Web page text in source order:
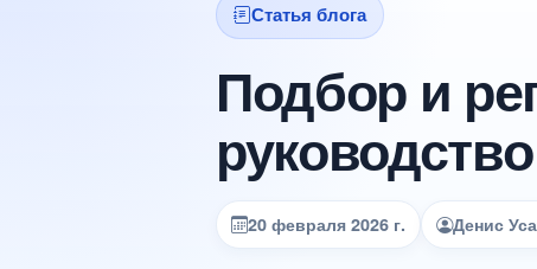
Статья блога
Подбор и
20 февраля 2026 г. Денис